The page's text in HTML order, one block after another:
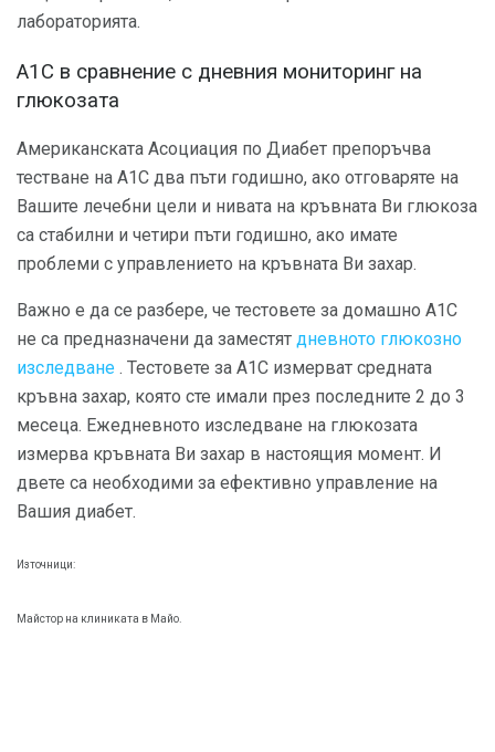
лабораторията.
A1C в сравнение с дневния мониторинг на
глюкозата
Американската Асоциация по Диабет препоръчва
тестване на А1С два пъти годишно, ако отговаряте на
Вашите лечебни цели и нивата на кръвната Ви глюкоза
са стабилни и четири пъти годишно, ако имате
проблеми с управлението на кръвната Ви захар.
Важно е да се разбере, че тестовете за домашно А1С
не са предназначени да заместят дневното глюкозно
изследване . Тестовете за A1C измерват средната
кръвна захар, която сте имали през последните 2 до 3
месеца. Ежедневното изследване на глюкозата
измерва кръвната Ви захар в настоящия момент. И
двете са необходими за ефективно управление на
Вашия диабет.
Източници:
Майстор на клиниката в Майо.